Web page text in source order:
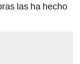
las ha hecho